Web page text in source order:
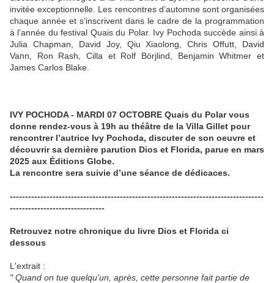
invitée exceptionnelle. Les rencontres d’automne sont organisées
chaque année et s’inscrivent dans le cadre de la programmation
à l’année du festival Quais du Polar. Ivy Pochoda succède ainsi à
Julia Chapman, David Joy, Qiu Xiaolong, Chris Offutt, David
Vann, Ron Rash, Cilla et Rolf Börjlind, Benjamin Whitmer et
James Carlos Blake.
IVY POCHODA - MARDI 07 OCTOBRE Quais du Polar vous
donne rendez-vous à 19h au théâtre de la Villa Gillet pour
rencontrer l’autrice Ivy Pochoda, discuter de son oeuvre et
découvrir sa dernière parution Dios et Florida, parue en mars
2025 aux Éditions Globe.
La rencontre sera suivie d’une séance de dédicaces.
-----------------------------------------------------------------------------------
-------------------------------
Retrouvez notre chronique du livre Dios et Florida ci
dessous
L'extrait :
" Quand on tue quelqu'un, après, cette personne fait partie de